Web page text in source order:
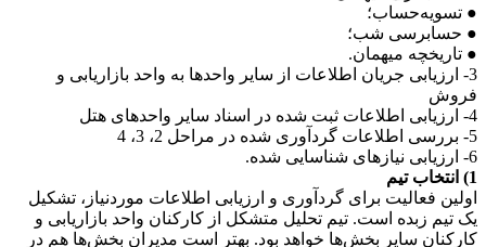
● تسویه‌حساب؛
● حسابرسی شب؛
● تاریخچه میهمان.
3- ارزیابی جریان اطلاعات از سایر واحد‌ها به واحد بازاریابی و
فروش
4- ارزیابی اطلاعات ثبت شده در اسناد سایر واحدهای هتل
5- بررسی اطلاعات گردآوری شده در مراحل 2، 3، 4
6- ارزیابی نیازهای شناسایی شده.
1) انتخاب تیم
اولین فعالیت برای گرد‌آوری و ارزیابی اطلاعات موردنیاز، تشکیل
یک تیم زبده است. تیم تحلیل متشکل از کارکنان واحد بازاریابی و
کارکنان سایر بخش‌‌ها خواهد بود. بهتر است مدیران بخش‌ها هم در